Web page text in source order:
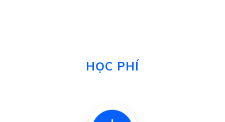
HỌC PHÍ